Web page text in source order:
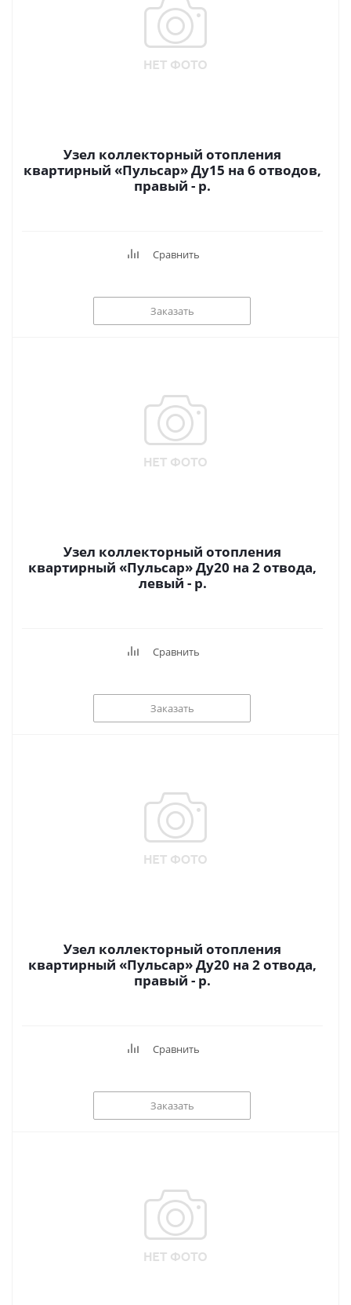
Узел коллекторный отопления
квартирный «Пульсар» Ду15 на 6 отводов,
правый - р.
Сравнить
Заказать
Узел коллекторный отопления
квартирный «Пульсар» Ду20 на 2 отвода,
левый - р.
Сравнить
Заказать
Узел коллекторный отопления
квартирный «Пульсар» Ду20 на 2 отвода,
правый - р.
Сравнить
Заказать